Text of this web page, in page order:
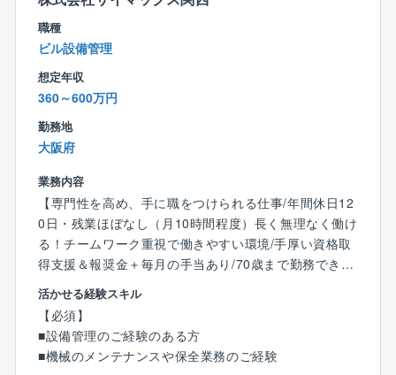
だけます。
■原則転勤がなく、工事範囲は大阪であれば大阪市内が
ほとんど、東京であれば東京神奈川近辺です。
工事部の平均残業は25時間。
■出産祝金1人目30万、2人目50万、3人目以降200万円
支給といった高額手当や、配偶者の人間ドック受診負
担、万が一の際の所得補償保険など、ご家庭がある方
にも手厚い福利厚生も魅力です。
支給や受験料の返還、1級建築施工管理技士合格で15万
円、2級建築施工管理技士合格で10万円の報奨金などが
ございます。
■現場所長のスキルがあれば、1物件次席や係員として
同社の施工方法を学んだ後、所長として現場を管理し
ていただきます。
■現場所長のスキルが無いポテンシャル層であれば、ス
キルマップに従いOJT教育を受ける流れとなります。
職種
ビル設備管理
想定年収
360～600万円
勤務地
大阪府
業務内容
【専門性を高め、手に職をつけられる仕事/年間休日12
0日・残業ほぼなし（月10時間程度）長く無理なく働け
る！チームワーク重視で働きやすい環境/手厚い資格取
得支援＆報奨金＋毎月の手当あり/70歳まで勤務できる
制度あり】
同社が受託している管理物件に常駐し、設備点検や簡
単なメンテナンス、テナント・オーナー対応などをお
任せします！
活かせる経験スキル
【必須】
■設備管理のご経験のある方
■機械のメンテナンスや保全業務のご経験